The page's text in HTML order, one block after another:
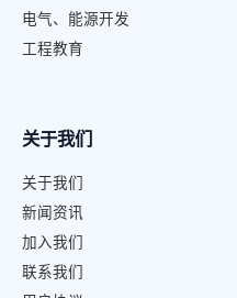
电气、能源开发
工程教育
关于我们
关于我们
新闻资讯
加入我们
联系我们